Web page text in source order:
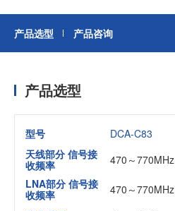
产品选型 产品咨询
产品选型
型号
DCA-C83
天线部分 信号接
收频率
470～770MHz
LNA部分 信号接
收频率
470～770MHz